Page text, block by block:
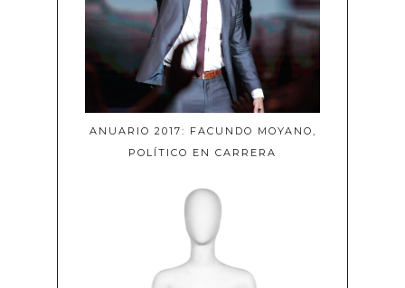
ANUARIO 2017: FACUNDO MOYANO,
POLÍTICO EN CARRERA